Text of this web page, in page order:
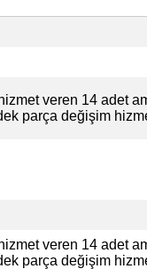
veren 14 adet
parça değişim
veren 14 adet
parça değişim